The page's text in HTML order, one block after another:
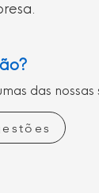
das nossas